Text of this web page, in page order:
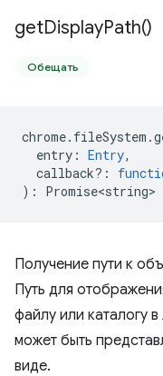
getDisplayPath()
Обещать
chrome. fileSystem .
entry : Entry,
callback? :
) : Promise<string>
Получение пути к
Путь для
файлу или каталогу
может быть
виде.